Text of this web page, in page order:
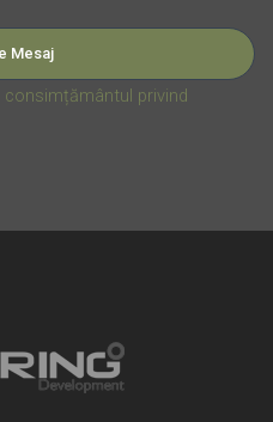
consimțământul privind